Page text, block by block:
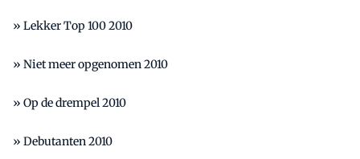
» Lekker Top 100 2010
» Niet meer opgenomen 2010
» Op de drempel 2010
» Debutanten 2010